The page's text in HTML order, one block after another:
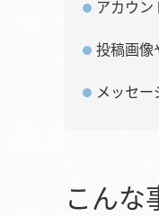
アカウ
投稿画像
メッセ
こんな